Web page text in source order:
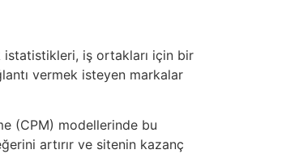
istatistikleri, iş ortakları için bir
vermek isteyen markalar
(CPM) modellerinde bu
artırır ve sitenin kazanç